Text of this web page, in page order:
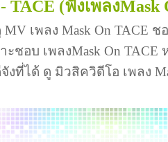
TACE (ฟังเพลงMask
MV เพลง Mask On TACE ช
ะชอบ เพลงMask On
จังที่ได้ ดู มิวสิควิดีโอ เพลง